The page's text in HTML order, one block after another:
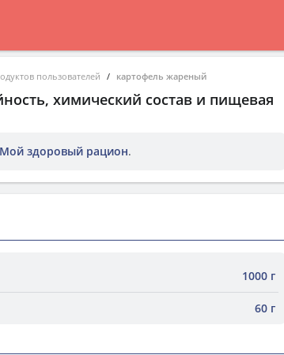
пользователей картофель жареный
химический состав и пищевая
Мой здоровый рацион.
1000 г
60 г